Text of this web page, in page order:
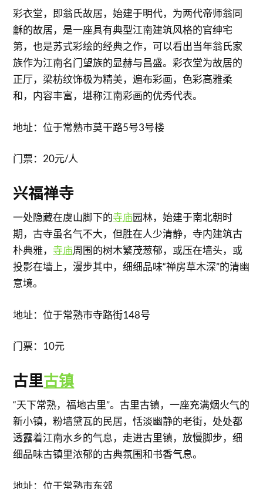
彩衣堂，即翁氏故居，始建于明代，为两代帝师翁同
龢的故居，是一座具有典型江南建筑风格的官绅宅
第，也是苏式彩绘的经典之作，可以看出当年翁氏家
族作为江南名门望族的显赫与昌盛。彩衣堂为故居的
正厅，梁枋纹饰极为精美，遍布彩画，色彩高雅柔
和，内容丰富，堪称江南彩画的优秀代表。
地址：位于常熟市莫干路5号3号楼
门票：20元/人
​兴福禅寺
一处隐藏在虞山脚下的寺庙园林，始建于南北朝时
期，古寺虽名气不大，但胜在人少清静，寺内建筑古
朴典雅，寺庙周围的树木繁茂葱郁，或压在墙头，或
投影在墙上，漫步其中，细细品味“禅房草木深”的清幽
意境。
地址：位于常熟市寺路街148号
门票：10元
​古里古镇
“天下常熟，福地古里”。古里古镇，一座充满烟火气的
新小镇，粉墙黛瓦的民居，恬淡幽静的老街，处处都
透露着江南水乡的气息，走进古里镇，放慢脚步，细
细品味古镇里浓郁的古典氛围和书香气息。
地址：位于常熟市东郊